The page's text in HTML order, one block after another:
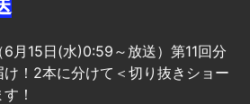
月15日(水)0:59～放送）第11回分
！2本に分けて＜切り抜きショー
！